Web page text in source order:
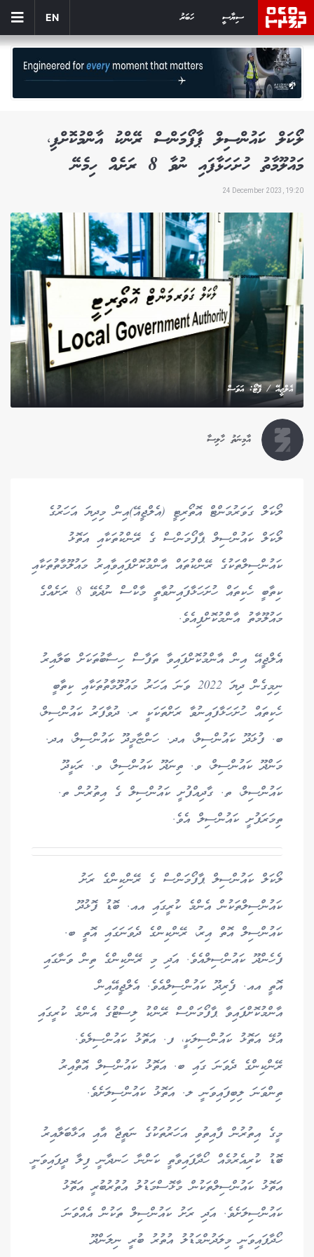
ސިޔާސީ ހަބަރު EN
ލޯކަލް ކައުންސިލް ޕާފޯމަންސް ރޭންކު އާންމުކޮށްފި،
މައުލޫމާތު ހުށަހަޅާފައި ނުވާ 8 ރަށެއް ހިމެނޭ
24 December 2023, 19:20
އެލްޖީއޭ / ފޮޓޯ: އަވަސް
އާމިނަތު ހާލިސާ
ލޯކަލް ގަވަރުމަންޓް އޮތޯރިޓީ (އެލްޖީއޭ)އިން މިދިޔަ އަހަރުގެ
ލޯކަލް ކައުންސިލް ޕާފޯމަންސް ގެ ރޭންކުތަކާއި އަތޮޅު
ކައުންސިލްތަކުގެ ރޭންކުތައް އާންމުކޮށްފައިވާއިރު މައުލޫމާތުތަކާއި
ކިތާބީ ހެކިތައް ހުށަހަޅާފައިނުވާތީ މާކްސް ނުދެވޭ 8 ރަށެއްގެ
މައުލޫމާތު އާންމުކޮށްފިއެވެ.
އެލްޖީއޭ އިން އާންމުކޮށްފައިވާ ތަފާސް ހިސާބުތަކަށް ބަލާއިރު
ނިމިގެން ދިޔަ 2022 ވަނަ އަހަރު މައުލޫމާތުތަކާއި ކިތާބީ
ހެކިތައް ހުށަހަޅާފައިނުވާ ރަށްތަކަކީ ރ. ދުވާފަރު ކައުންސިލް،
ބ. ފުޅަދޫ ކައުންސިލް، އދ. ހަންޏާމީދޫ ކައުންސިލް، އދ.
މަންދޫ ކައުންސިލް، ވ. ތިނަދޫ ކައުންސިލް، ވ. ރަކީދޫ
ކައުންސިލް، ތ. ގާދިއްފުށީ ކައުންސިލް ގެ އިތުރުން ތ.
ތިމަރަފުށީ ކައުންސިލް އެވެ.
ލޯކަލް ކައުންސިލް ޕާފޯމަންސް ގެ ރޭންކިންގެ ރަށު
ކައުންސިލްތަކުން އެންމެ ކުރީގައި އއ. ބޮޑު ފޮޅުދޫ
ކައުންސިލް އޮތް އިރު، ރޭންކިންގެ ދެވަނަގައި އޮތީ ބ.
ފެހެންދޫ ކައުންސިލްއެވެ. އަދި މި ރޭންކިންގެ ތިން ވަނާގައި
އޮތީ އއ. ފެރިދޫ ކައުންސިލްއެވެ. އެލްޖީއޭއިން
އާންމުކޮށްފައިވާ ޕާފޯމަންސް ރޭންކު ލިސްޓުގެ އެންމެ ކުރީގައި
އުޅޭ އަތޮޅު ކައުންސިލަކީ، ފ. އަތޮޅު ކައުންސިލެވެ.
ރޭންކިންގެ ދެވަނަ ގައި ބ. އަތޮޅު ކައުންސިލް އޮތްއިރު
ތިންވަނަ ލިބިފައިވަނީ ލ. އަތޮޅު ކައުންސިލަށެވެ.
މީގެ އިތުރުން ފާއިތުވި އަހަރުތަކުގެ ނަތީޖާ އާއި އަޅާބަލާއިރު
ބޮޑު ކުރިއެރުމެއް ހޯދާފައިވާތީ ކަންނާ ހަނދާނީ ފިލާ ދީފައިވަނީ
އަތޮޅު ކައުންސިލްތަކުން މާޅޮސްމަޑުލު އުތުރުބުރީ އަތޮޅު
ކައުންސިލަށެވެ. އަދި ރަށު ކައުންސިލް ތަކުން އެއްވަނަ
ހޯދާފައިވަނީ މިލަދުންމަޑުލު އުތުރު ބުރީ ނިލަންދޫ